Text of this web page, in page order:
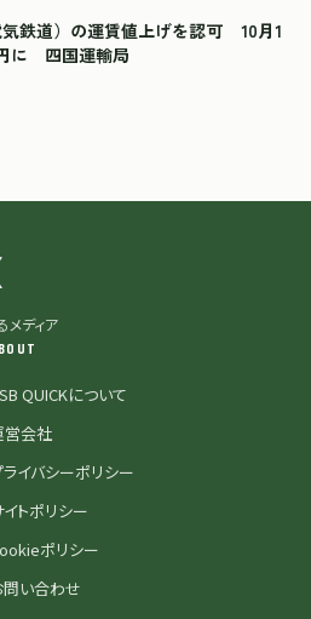
鉄道）の運賃値上げを認可 10月1
に 四国運輸局
メディア
QUICKについて
営会社
イバシーポリシー
イトポリシー
ポリシー
問い合わせ